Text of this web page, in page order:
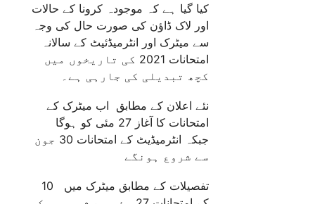
کیا گیا ہے کہ موجودہ کرونا کے حالات
اور لاک ڈاؤن کی صورت حال کی وجہ
سے میٹرک اور انٹرمیڈئیٹ کے سالانہ
امتحانات 2021 کی تاریخوں میں
کچھ تبدیلی کی جارہی ہے۔
نئے اعلان کے مطابق اب میٹرک کے
امتحانات کا آغاز 27 مئی کو ہوگا
جبکہ انٹرمیڈیٹ کے امتحانات 30 جون
سے شروع ہونگے
تفصیلات کے مطابق میٹرک میں 10